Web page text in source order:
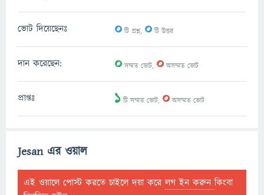
ভোট দিয়েছেনঃ 0টি প্রশ্ন, 0টি উত্তর
দান করেছেন: 0সম্মত ভোট, 0অসম্মত ভোট
প্রাপ্তঃ 1টি সম্মত ভোট, 0অসম্মত ভোট
Jesan এর ওয়াল
এই ওয়ালে পোস্ট করতে চাইলে দয়া করেলগ ইন করুনকিংবা